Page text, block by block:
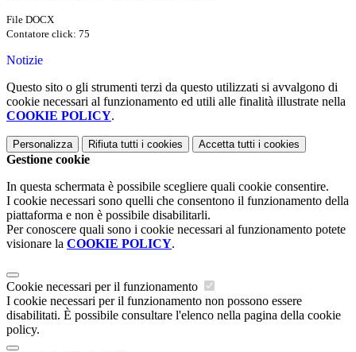
File DOCX
Contatore click: 75
Notizie
Questo sito o gli strumenti terzi da questo utilizzati si avvalgono di
cookie necessari al funzionamento ed utili alle finalità illustrate nella
COOKIE POLICY.
Personalizza Rifiuta tutti i cookies Accetta tutti i cookies
Gestione cookie
In questa schermata è possibile scegliere quali cookie consentire.
I cookie necessari sono quelli che consentono il funzionamento della
piattaforma e non è possibile disabilitarli.
Per conoscere quali sono i cookie necessari al funzionamento potete
visionare la COOKIE POLICY.
Cookie necessari per il funzionamento
I cookie necessari per il funzionamento non possono essere
disabilitati. È possibile consultare l'elenco nella pagina della cookie
policy.